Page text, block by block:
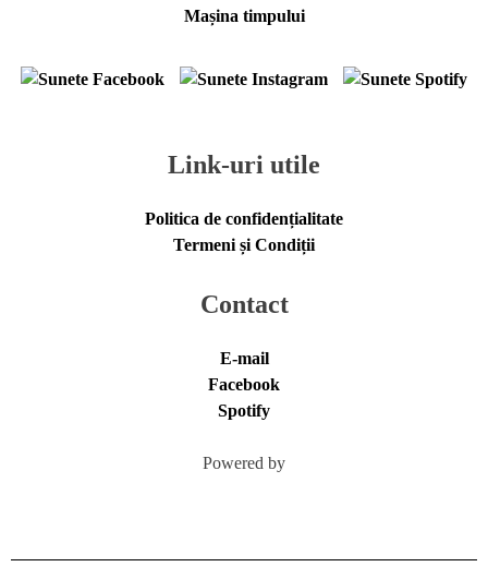
Mașina timpului
Link-uri utile
Politica de confidențialitate
Termeni și Condiții
Contact
E-mail
Facebook
Spotify
Powered by